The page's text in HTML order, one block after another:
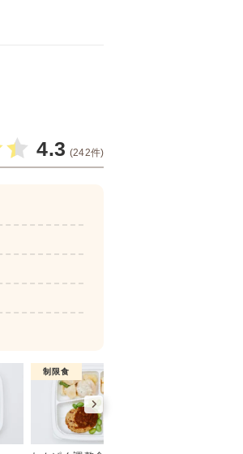
4.3 (242件)
糖質制限食
制限食